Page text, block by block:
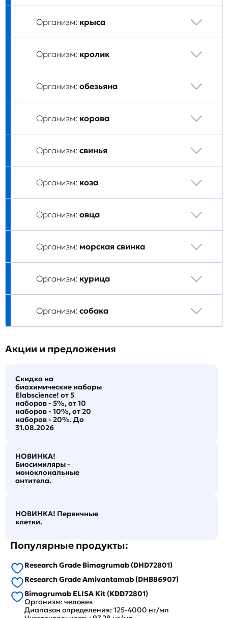
Организм: крыса
Организм: кролик
Организм: обезьяна
Организм: корова
Организм: свинья
Организм: коза
Организм: овца
Организм: морская свинка
Организм: курица
Организм: собака
Акции и предложения
Скидка на
биохимические наборы
Elabscience! от 5
наборов - 5%, от 10
наборов - 10%, от 20
наборов - 20%. До
31.08.2026
НОВИНКА!
Биосимиляры -
моноклональные
антитела.
НОВИНКА! Первичные
клетки.
Популярные продукты:
Research Grade Bimagrumab (DHD72801)
Research Grade Amivantamab (DHB86907)
Bimagrumab ELISA Kit (KDD72801)
Организм: человек
Диапазон определения: 125-4000 нг/мл